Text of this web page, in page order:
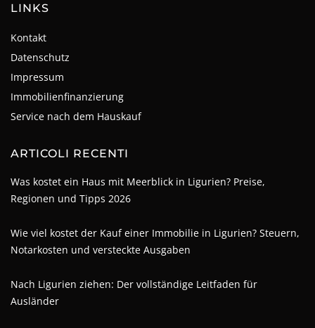
LINKS
Kontakt
Datenschutz
Impressum
Immobilienfinanzierung
Service nach dem Hauskauf
ARTICOLI RECENTI
Was kostet ein Haus mit Meerblick in Ligurien? Preise,
Regionen und Tipps 2026
Wie viel kostet der Kauf einer Immobilie in Ligurien? Steuern,
Notarkosten und versteckte Ausgaben
Nach Ligurien ziehen: Der vollständige Leitfaden für
Ausländer